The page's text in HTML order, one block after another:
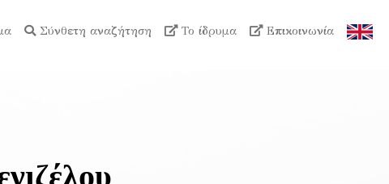
Σύνθετη αναζήτηση Το ίδρυμα Επικοινωνία